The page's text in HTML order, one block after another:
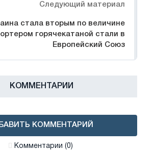
Следующий материал
стала вторым по величине
горячекатаной стали в
Европейский Союз
КОММЕНТАРИИ
КОММЕНТАРИЙ
Комментарии (0)